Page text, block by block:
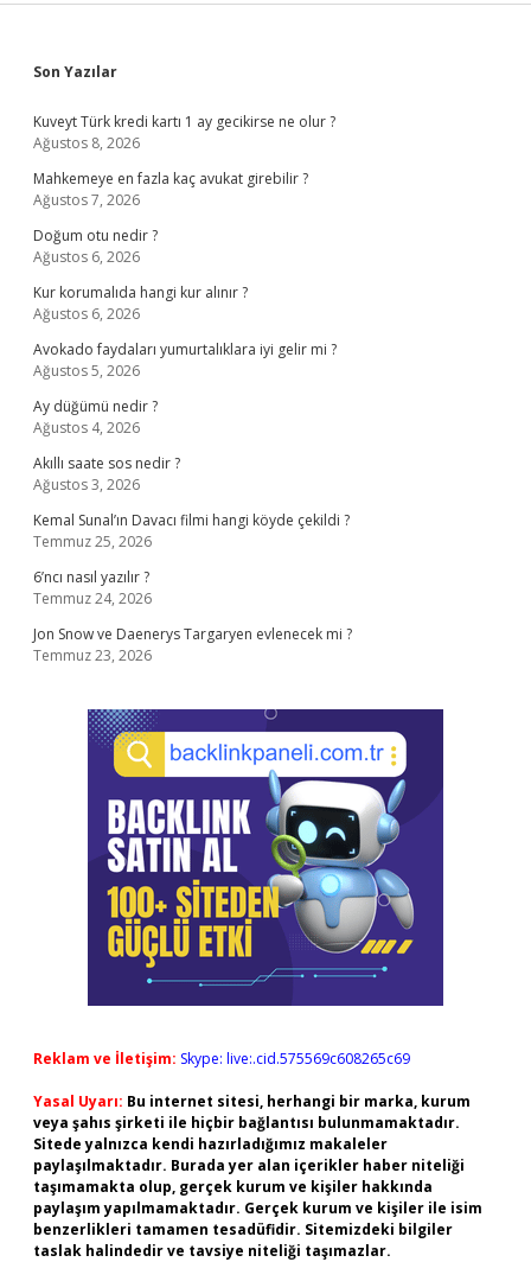
Sidebar
Son Yazılar
Kuveyt Türk kredi kartı 1 ay gecikirse ne olur ?
Ağustos 8, 2026
Mahkemeye en fazla kaç avukat girebilir ?
Ağustos 7, 2026
Doğum otu nedir ?
Ağustos 6, 2026
Kur korumalıda hangi kur alınır ?
Ağustos 6, 2026
Avokado faydaları yumurtalıklara iyi gelir mi ?
Ağustos 5, 2026
Ay düğümü nedir ?
Ağustos 4, 2026
Akıllı saate sos nedir ?
Ağustos 3, 2026
Kemal Sunal’ın Davacı filmi hangi köyde çekildi ?
Temmuz 25, 2026
6’ncı nasıl yazılır ?
Temmuz 24, 2026
Jon Snow ve Daenerys Targaryen evlenecek mi ?
Temmuz 23, 2026
Reklam ve İletişim: Skype: live:.cid.575569c608265c69
Yasal Uyarı: Bu internet sitesi, herhangi bir marka, kurum
veya şahıs şirketi ile hiçbir bağlantısı bulunmamaktadır.
Sitede yalnızca kendi hazırladığımız makaleler
paylaşılmaktadır. Burada yer alan içerikler haber niteliği
taşımamakta olup, gerçek kurum ve kişiler hakkında
paylaşım yapılmamaktadır. Gerçek kurum ve kişiler ile isim
benzerlikleri tamamen tesadüfidir. Sitemizdeki bilgiler
taslak halindedir ve tavsiye niteliği taşımazlar.